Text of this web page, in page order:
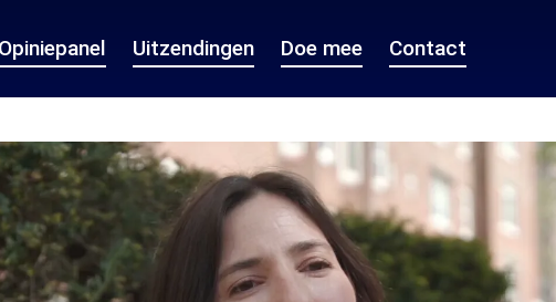
Opiniepanel Uitzendingen Doe mee Contact